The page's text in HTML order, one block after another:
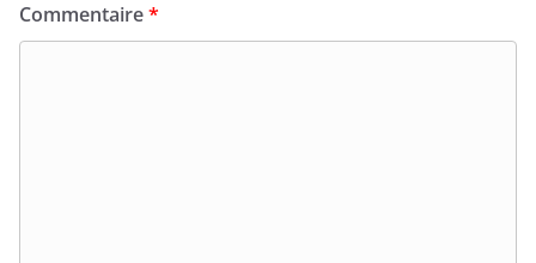
Commentaire*